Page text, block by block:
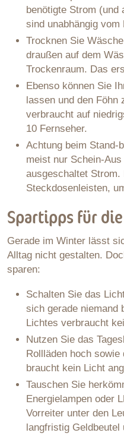
benötigte Strom (und
sind unabhängig
Trocknen Sie
draußen auf dem
Trockenraum. Das
Ebenso können Sie
lassen und den
verbraucht auf
10 Fernseher.
Achtung beim Stand-
meist nur Schein-
ausgeschaltet
Steckdosenleisten,
Spartipps für
Gerade im Winter lässt
Alltag nicht gestalten.
sparen:
Schalten Sie das
sich gerade niemand
Lichtes verbraucht
Nutzen Sie das
Rollläden hoch
braucht kein Licht
Tauschen Sie
Energielampen oder
Vorreiter unter den
langfristig Geldbeutel